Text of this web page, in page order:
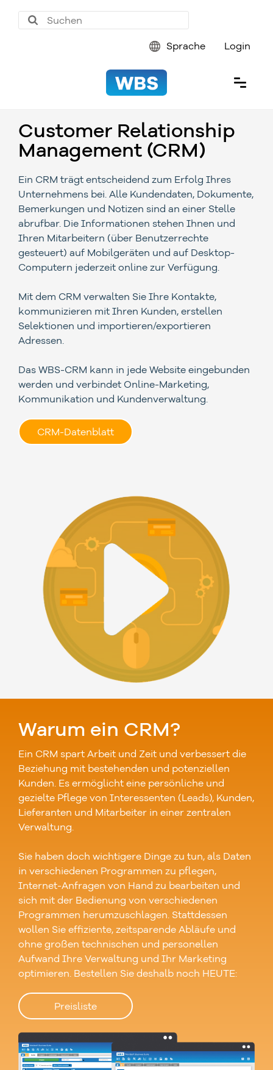
Login
Sprache
Customer Relationship
Management (CRM)
Ein CRM trägt entscheidend zum Erfolg Ihres
Unternehmens bei. Alle Kundendaten, Dokumente,
Bemerkungen und Notizen sind an einer Stelle
abrufbar. Die Informationen stehen Ihnen und
Ihren Mitarbeitern (über Benutzerrechte
gesteuert) auf Mobilgeräten und auf Desktop-
Computern jederzeit online zur Verfügung.
Mit dem CRM verwalten Sie Ihre Kontakte,
kommunizieren mit Ihren Kunden, erstellen
Selektionen und importieren/exportieren
Adressen.
Das WBS-CRM kann in jede Website eingebunden
werden und verbindet Online-Marketing,
Kommunikation und Kundenverwaltung.
CRM-Datenblatt
Warum ein CRM?
Ein CRM spart Arbeit und Zeit und verbessert die
Beziehung mit bestehenden und potenziellen
Kunden. Es ermöglicht eine persönliche und
gezielte Pflege von Interessenten (Leads), Kunden,
Lieferanten und Mitarbeiter in einer zentralen
Verwaltung.
Sie haben doch wichtigere Dinge zu tun, als Daten
in verschiedenen Programmen zu pflegen,
Internet-Anfragen von Hand zu bearbeiten und
sich mit der Bedienung von verschiedenen
Programmen herumzuschlagen. Stattdessen
wollen Sie effiziente, zeitsparende Abläufe und
ohne großen technischen und personellen
Aufwand Ihre Verwaltung und Ihr Marketing
optimieren. Bestellen Sie deshalb noch HEUTE:
Preisliste